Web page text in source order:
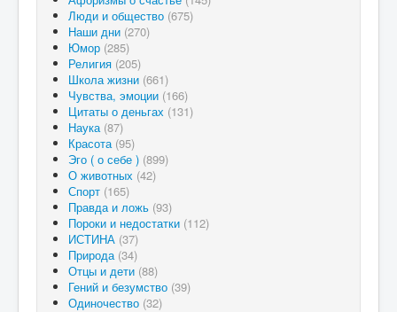
Люди и общество (675)
Наши дни (270)
Юмор (285)
Религия (205)
Школа жизни (661)
Чувства, эмоции (166)
Цитаты о деньгах (131)
Наука (87)
Красота (95)
Эго ( о себе ) (899)
О животных (42)
Спорт (165)
Правда и ложь (93)
Пороки и недостатки (112)
ИСТИНА (37)
Природа (34)
Отцы и дети (88)
Гений и безумство (39)
Одиночество (32)